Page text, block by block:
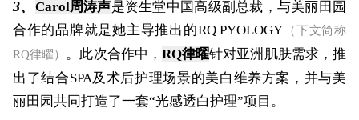
3、 Carol周涛声是资生堂中国高级副总裁，与美丽田园
合作的品牌就是她主导推出的RQ PYOLOGY （下文简称
RQ律曜） 。此次合作中， RQ律曜针对亚洲肌肤需求，推
出了结合SPA及术后护理场景的美白维养方案，并与美
丽田园共同打造了一套“光感透白护理”项目。